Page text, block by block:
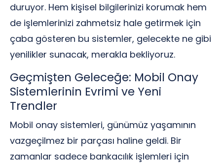
duruyor. Hem kişisel bilgilerinizi korumak hem
de işlemlerinizi zahmetsiz hale getirmek için
çaba gösteren bu sistemler, gelecekte ne gibi
yenilikler sunacak, merakla bekliyoruz.
Geçmişten Geleceğe: Mobil Onay
Sistemlerinin Evrimi ve Yeni
Trendler
Mobil onay sistemleri, günümüz yaşamının
vazgeçilmez bir parçası haline geldi. Bir
zamanlar sadece bankacılık işlemleri için